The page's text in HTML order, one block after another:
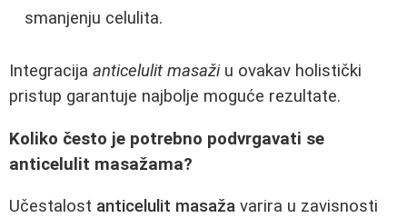
smanjenju celulita.
Integracija anticelulit masažiu ovakav holistički
pristup garantuje najbolje moguće rezultate.
Koliko često je potrebno podvrgavati se
anticelulit masažama?
Učestalost anticelulit masaža varira u zavisnosti